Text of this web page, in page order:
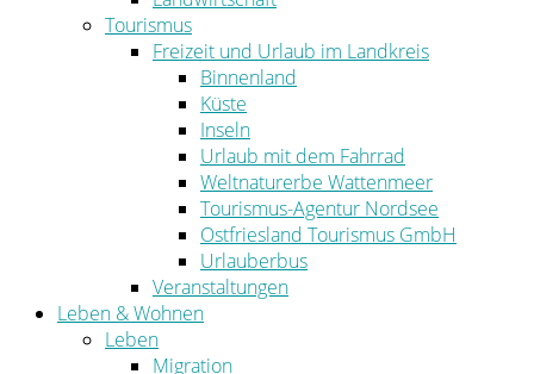
Tourismus
Freizeit und Urlaub im Landkreis
Binnenland
Küste
Inseln
Urlaub mit dem Fahrrad
Weltnaturerbe Wattenmeer
Tourismus-Agentur Nordsee
Ostfriesland Tourismus GmbH
Urlauberbus
Veranstaltungen
Leben & Wohnen
Leben
Migration